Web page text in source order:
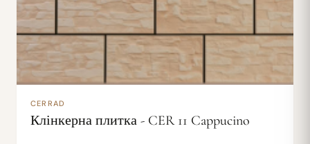
CERRAD
Клінкерна плитка - CER 11 Cappucino